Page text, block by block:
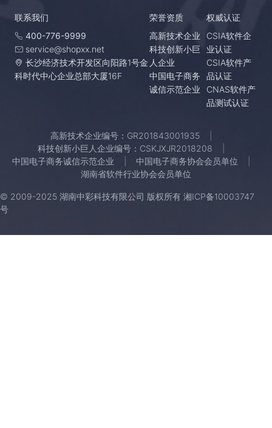
联系我们
400-776-9999
service@shopxx.net
长沙经济技术开发区向阳路1号金
科时代中心企业总部大厦16F
荣誉资质
高新技术企业
科技创新小巨
人企业
中国电子商务
诚信示范企业
权威认证
CSIA软件企
业认证
CSIA软件产
品认证
CNAS软件产
品测试认证
高新技术企业编号：GR201843001935
科技创新小巨人企业编号：CSKJXJR2018208
中国电子商务诚信示范企业
中国电子商务协会会员单位
湖南省软件行业协会会员单位
© 2009-2025 湖南中彩科技有限公司 版权所有 湘ICP备10003747
号